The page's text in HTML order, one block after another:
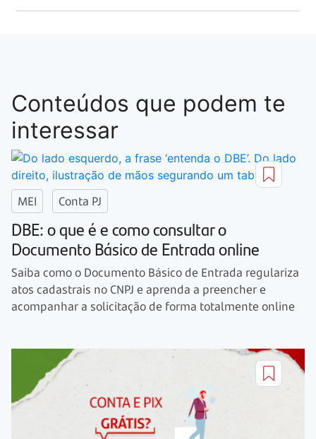
Conteúdos que podem te
interessar
MEI Conta PJ
DBE: o que é e como consultar o
Documento Básico de Entrada online
Saiba como o Documento Básico de Entrada regulariza
atos cadastrais no CNPJ e aprenda a preencher e
acompanhar a solicitação de forma totalmente online